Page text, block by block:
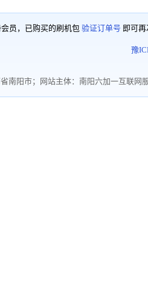
员，已购买的刷机包 验证订单号 即可
豫
南阳市；网站主体：南阳六加一互联